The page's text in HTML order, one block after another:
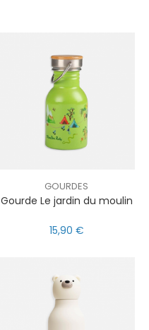
GOURDES
Gourde Le jardin du moulin
15,90 €